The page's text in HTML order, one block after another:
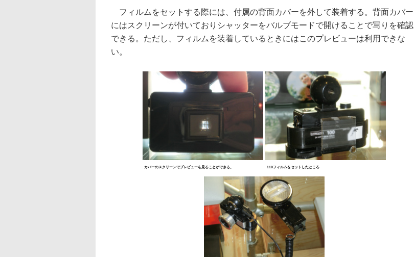
フィルムをセットする際には、付属の背面カバーを外して装着する。背面カバー
にはスクリーンが付いておりシャッターをバルブモードで開けることで写りを確認
できる。ただし、フィルムを装着しているときにはこのプレビューは利用できな
い。
カバーのスクリーンでプレビューを見ることができる。 110フィルムをセットしたところ